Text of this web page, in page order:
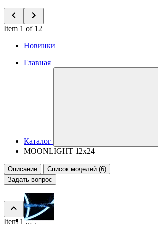
Item 1 of 12
Новинки
Главная
Каталог
MOONLIGHT 12x24
Описание
Список моделей (6)
Задать вопрос
Item 1 of 7